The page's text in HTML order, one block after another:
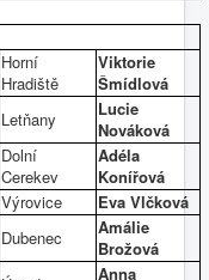
Horní
Hradiště
Viktorie
Šmídlová
Letňany
Lucie
Nováková
Dolní
Cerekev
Adéla
Konířová
Výrovice
Eva Vlčková
Dubenec
Amálie
Brožová
Anna